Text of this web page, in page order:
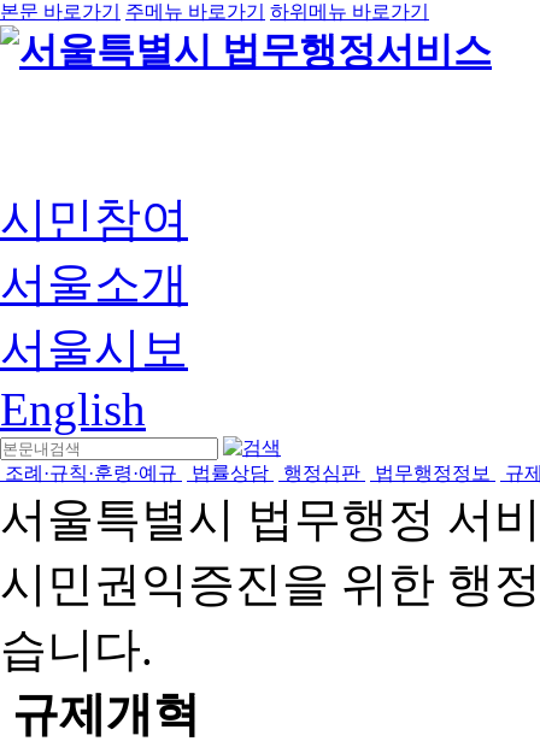
본문 바로가기 주메뉴 바로가기 하위메뉴 바로가기
시민참여
서울소개
서울시보
English
조례·규칙·훈령·예규 법률상담 행정심판 법무행정정보 규
서울특별시 법무행정 서
시민권익증진을 위한 행
습니다.
규제개혁